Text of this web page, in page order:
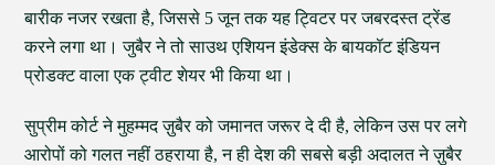
बारीक नजर रखता है, जिससे 5 जून तक यह ट्विटर पर जबरदस्त ट्रेंड
करने लगा था। जुबैर ने तो साउथ एशियन इंडेक्स के बायकॉट इंडियन
प्रोडक्ट वाला एक ट्वीट शेयर भी किया था।
सुप्रीम कोर्ट ने मुहम्मद ज़ुबैर को जमानत जरूर दे दी है, लेकिन उस पर लगे
आरोपों को गलत नहीं ठहराया है, न ही देश की सबसे बड़ी अदालत ने ज़ुबैर